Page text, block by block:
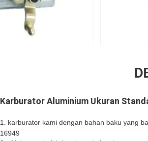
Karburator Aluminium Ukuran
1. karburator kami dengan bahan baku yang
16949